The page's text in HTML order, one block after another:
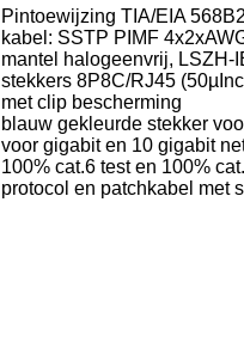
Pintoewijzing TIA/EIA
kabel: SSTP PIMF
mantel halogeenvrij, LSZH-
stekkers 8P8C/RJ45
met clip bescherming
blauw gekleurde stekker
voor gigabit en 10 gigabit
100% cat.6 test en 100%
protocol en patchkabel met